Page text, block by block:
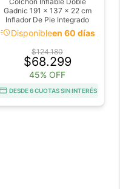
Gadnic 191 x 137 x 22 cm
Inflador De Pie Integrado
Superficie Flocada PVC
Laterales Base Reforzada
acuteDisponibleen 60 días
$124.180
$68.299
45% OFF
DESDE 6 CUOTAS SIN INTERÉS